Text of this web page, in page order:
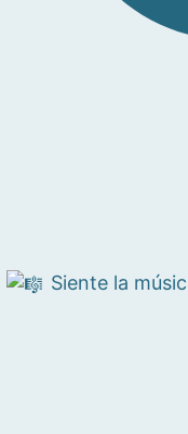
Siente la